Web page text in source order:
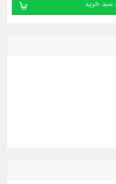
سبد خرید